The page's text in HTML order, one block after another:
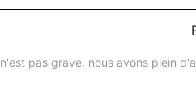
pas grave, nous avons plein